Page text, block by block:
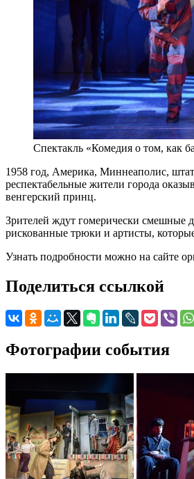
Спектакль «Комедия о том, как
1958 год, Америка, Миннеаполис,
респектабельные жители города
венгерский принц.
Зрителей ждут гомерически смешные
рискованные трюки и артисты,
Узнать подробности можно на сайте
Поделиться ссылкой
Фотографии события